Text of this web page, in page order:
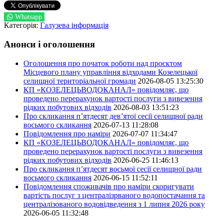
Whatsapp
Категорія: Галузева інформація
Анонси і оголошення
Оголошення про початок роботи над проєктом
Місцевого плану управління відходами Козелецької
селищної територіальної громади 2026-08-05 13:25:30
КП «КОЗЕЛЕЦЬВОДОКАНАЛ» повідомляє, що
проведено перерахунок вартості послуги з вивезення
рідких побутових відходів 2026-08-03 13:51:23
Про скликання п’ятдесят дев’ятої сесії селищної ради
восьмого скликання 2026-07-13 11:28:08
Повідомлення про наміри 2026-07-07 11:34:47
КП «КОЗЕЛЕЦЬВОДОКАНАЛ» повідомляє, що
проведено перерахунок вартості послуги з вивезення
рідких побутових відходів 2026-06-25 11:46:13
Про скликання п’ятдесят восьмої сесії селищної ради
восьмого скликання 2026-06-15 11:52:11
Повідомлення споживачів про наміри скоригувати
вартість послуг з централізрваного водопостачання та
централізованого водовідведення з 1 липня 2026 року
2026-06-05 11:32:48